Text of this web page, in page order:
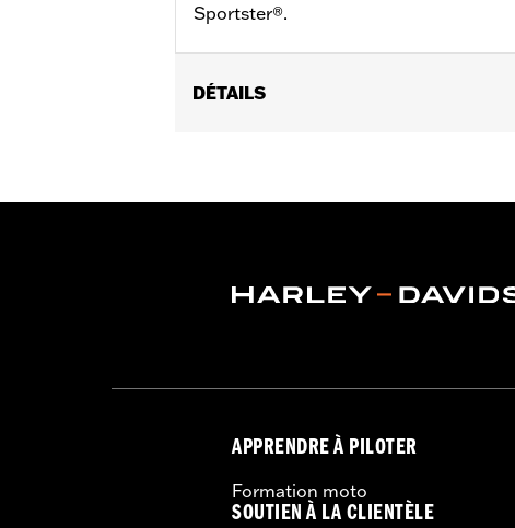
Sportster®.
DÉTAILS
Dans la boîte:Bagues uniquement
Le retrait et l'installation de
APPRENDRE À PILOTER
Formation moto
SOUTIEN À LA CLIENTÈLE